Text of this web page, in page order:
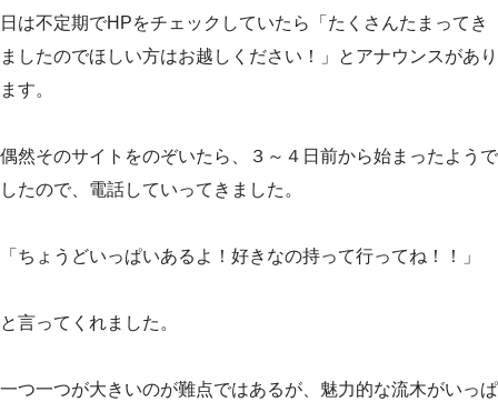
日は不定期でHPをチェックしていたら「たくさんたまってき
ましたのでほしい方はお越しください！」とアナウンスがあり
ます。
偶然そのサイトをのぞいたら、３～４日前から始まったようで
したので、電話していってきました。
「ちょうどいっぱいあるよ！好きなの持って行ってね！！」
と言ってくれました。
一つ一つが大きいのが難点ではあるが、魅力的な流木がいっぱ